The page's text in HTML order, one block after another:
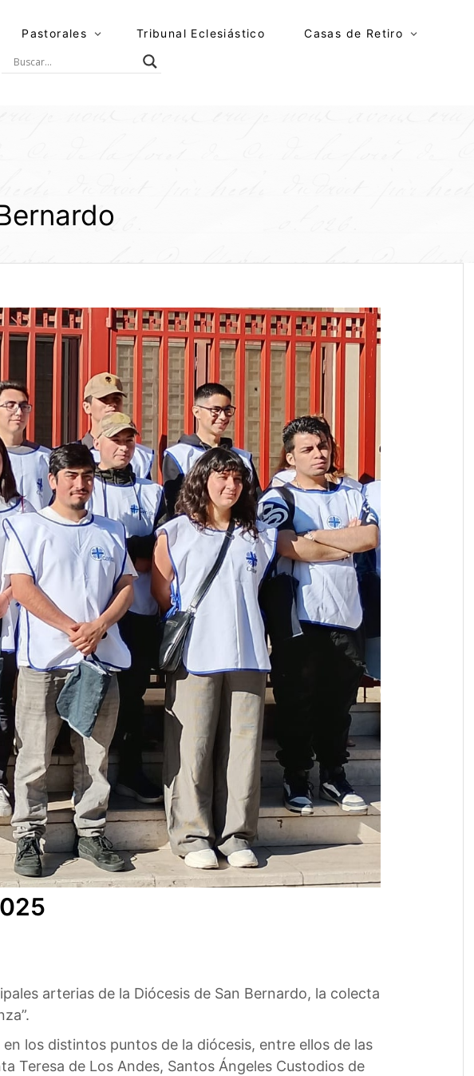
Pastorales Tribunal Eclesiástico Casas de Retiro
arterias de la Diócesis de San Bernardo, la colecta
los distintos puntos de la diócesis, entre ellos de las
Teresa de Los Andes, Santos Ángeles Custodios de